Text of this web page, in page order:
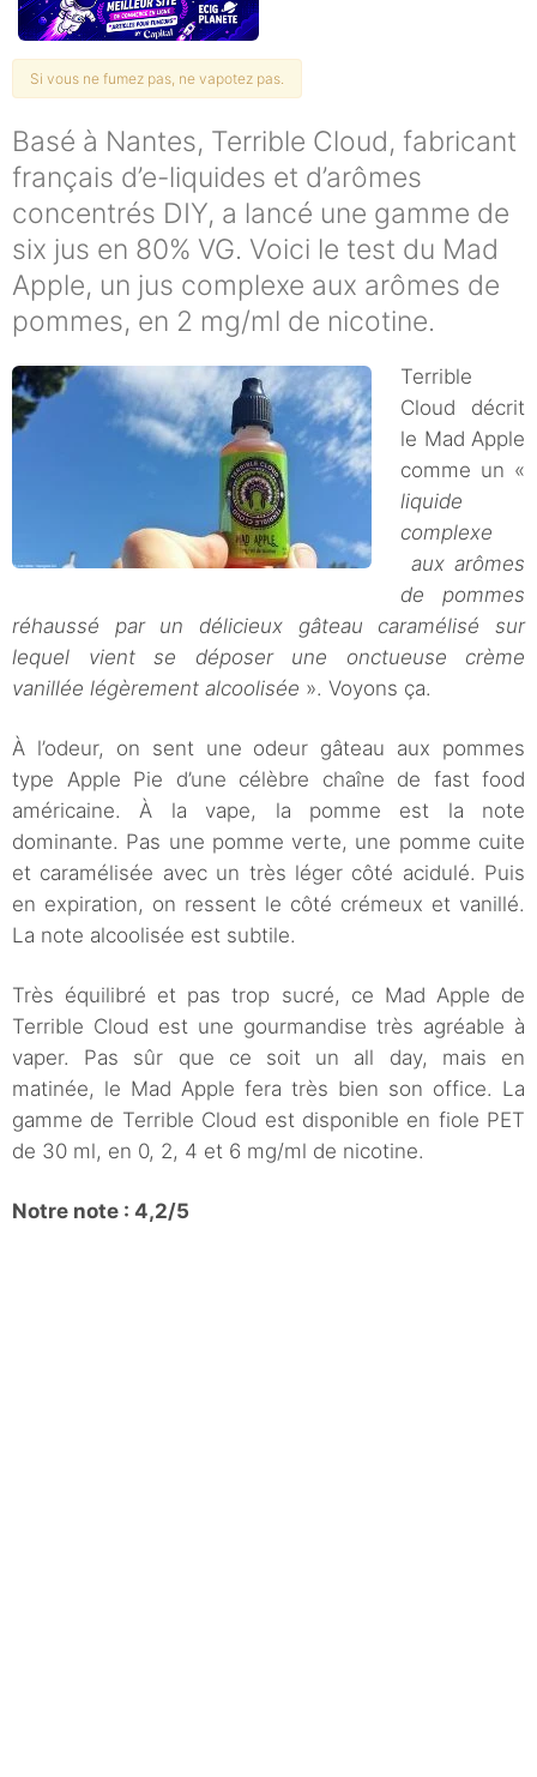
Si vous ne fumez pas, ne vapotez pas.
Basé à Nantes, Terrible Cloud, fabricant
français d’e-liquides et d’arômes
concentrés DIY, a lancé une gamme de
six jus en 80% VG. Voici le test du Mad
Apple, un jus complexe aux arômes de
pommes, en 2 mg/ml de nicotine.
Terrible
Cloud décrit
le Mad Apple
comme un «
liquide
complexe
aux arômes
de pommes
réhaussé par un délicieux gâteau caramélisé sur
lequel vient se déposer une onctueuse crème
vanillée légèrement alcoolisée ». Voyons ça.
À l’odeur, on sent une odeur gâteau aux pommes
type Apple Pie d’une célèbre chaîne de fast food
américaine. À la vape, la pomme est la note
dominante. Pas une pomme verte, une pomme cuite
et caramélisée avec un très léger côté acidulé. Puis
en expiration, on ressent le côté crémeux et vanillé.
La note alcoolisée est subtile.
Très équilibré et pas trop sucré, ce Mad Apple de
Terrible Cloud est une gourmandise très agréable à
vaper. Pas sûr que ce soit un all day, mais en
matinée, le Mad Apple fera très bien son office. La
gamme de Terrible Cloud est disponible en fiole PET
de 30 ml, en 0, 2, 4 et 6 mg/ml de nicotine.
Notre note : 4,2/5